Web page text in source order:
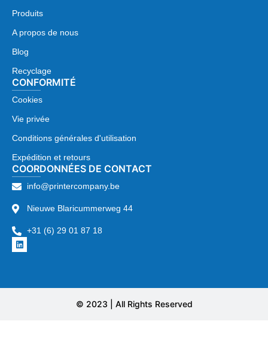
Produits
A propos de nous
Blog
Recyclage
CONFORMITÉ
Cookies
Vie privée
Conditions générales d'utilisation
Expédition et retours
COORDONNÉES DE CONTACT
info@printercompany.be
Nieuwe Blaricummerweg 44
+31 (6) 29 01 87 18
© 2023 | All Rights Reserved